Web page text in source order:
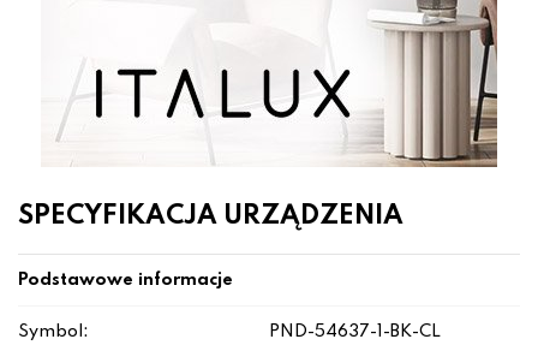
SPECYFIKACJA URZĄDZENIA
Podstawowe informacje
Symbol: PND-54637-1-BK-CL